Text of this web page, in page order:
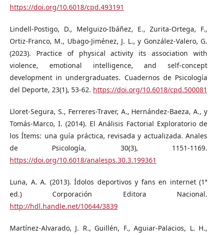
https://doi.org/10.6018/cpd.493191
Lindell-Postigo, D., Melguizo-Ibáñez, E., Zurita-Ortega, F.,
Ortiz-Franco, M., Ubago-Jiménez, J. L., y González-Valero, G.
(2023). Practice of physical activity its association with
violence, emotional intelligence, and self-concept
development in undergraduates. Cuadernos de Psicología
del Deporte, 23(1), 53-62. https://doi.org/10.6018/cpd.500081
Lloret-Segura, S., Ferreres-Traver, A., Hernández-Baeza, A., y
Tomás-Marco, I. (2014). El Análisis Factorial Exploratorio de
los Ítems: una guía práctica, revisada y actualizada. Anales
de Psicología, 30(3), 1151-1169.
https://doi.org/10.6018/analesps.30.3.199361
Luna, A. A. (2013). Ídolos deportivos y fans en internet (1ª
ed.) Corporación Editora Nacional.
http://hdl.handle.net/10644/3839
Martínez-Alvarado, J. R., Guillén, F., Aguiar-Palacios, L. H.,